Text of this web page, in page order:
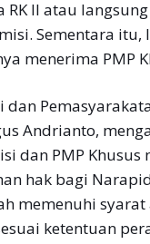
II atau
Sementara itu,
menerima PMP
dan
Andrianto,
dan PMP Khusus
hak bagi
memenuhi
ketentuan